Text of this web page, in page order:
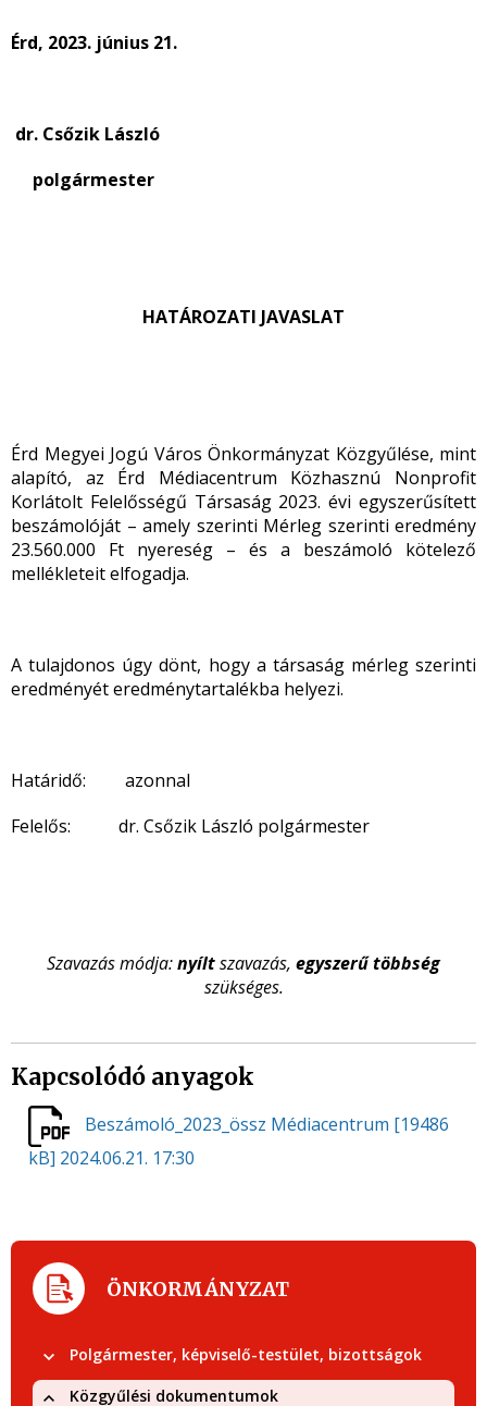
Érd, 2023. június 21.
dr. Csőzik László
polgármester
HATÁROZATI JAVASLAT
Érd Megyei Jogú Város Önkormányzat Közgyűlése, mint
alapító, az Érd Médiacentrum Közhasznú Nonprofit
Korlátolt Felelősségű Társaság 2023. évi egyszerűsített
beszámolóját – amely szerinti Mérleg szerinti eredmény
23.560.000 Ft nyereség – és a beszámoló kötelező
mellékleteit elfogadja.
A tulajdonos úgy dönt, hogy a társaság mérleg szerinti
eredményét eredménytartalékba helyezi.
Határidő: azonnal
Felelős:
dr. Csőzik László polgármester
Szavazás módja:nyíltszavazás, egyszerű többség
szükséges.
Kapcsolódó anyagok
Beszámoló_2023_össz Médiacentrum [19486
kB] 2024.06.21. 17:30
ÖNKORMÁNYZAT
Polgármester, képviselő-testület, bizottságok
Közgyűlési dokumentumok